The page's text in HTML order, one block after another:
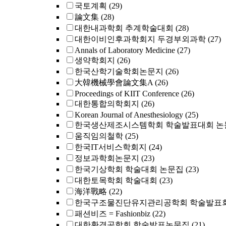
국토계획 (29)
論文集 (28)
대한내과학회 추계학술대회 (28)
대한이비인후과학회지 두경부외과학 (27)
Annals of Laboratory Medicine (27)
생약학회지 (26)
한국산학기술학회논문지 (26)
大韓機械學會論文集A (26)
Proceedings of KIIT Conference (26)
대한통합의학회지 (26)
Korean Journal of Anesthesiology (25)
한국생산제조시스템학회 학술발표대회 논
움직임의철학 (25)
한국IT서비스학회지 (24)
정보과학회논문지 (23)
한국기상학회 학술대회 논문집 (23)
대한토목학회 학술대회 (23)
海洋戰略 (22)
한국구조물진단유지관리공학회 학술발표
패션비즈 = Fashionbiz (22)